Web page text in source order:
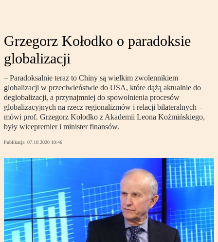
Grzegorz Kołodko o paradoksie
globalizacji
– Paradoksalnie teraz to Chiny są wielkim zwolennikiem
globalizacji w przeciwieństwie do USA, które dążą aktualnie do
deglobalizacji, a przynajmniej do spowolnienia procesów
globalizacyjnych na rzecz regionalizmów i relacji bilateralnych –
mówi prof. Grzegorz Kołodko z Akademii Leona Koźmińskiego,
były wicepremier i minister finansów.
Publikacja: 07.10.2020 10:46